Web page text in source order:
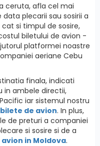
ceruta, afla cel mai
plecarii sau sosirii a
si timpul de sosire,
biletului de avion -
platformei noastre
aeriane Cebu
finala, indicati
in ambele directii,
iar sistemul nostru
bilete de avion. In plus,
de preturi a companiei
si sosire si de a
in Moldova.